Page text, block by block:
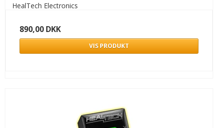
HealTech Electronics
890,00 DKK
VIS PRODUKT